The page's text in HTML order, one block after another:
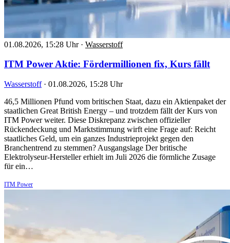
01.08.2026, 15:28 Uhr · Wasserstoff
ITM Power Aktie: Fördermillionen fix, Kurs fällt
Wasserstoff · 01.08.2026, 15:28 Uhr
46,5 Millionen Pfund vom britischen Staat, dazu ein Aktienpaket der
staatlichen Great British Energy – und trotzdem fällt der Kurs von
ITM Power weiter. Diese Diskrepanz zwischen offizieller
Rückendeckung und Marktstimmung wirft eine Frage auf: Reicht
staatliches Geld, um ein ganzes Industrieprojekt gegen den
Branchentrend zu stemmen? Ausgangslage Der britische
Elektrolyseur-Hersteller erhielt im Juli 2026 die förmliche Zusage
für ein…
ITM Power